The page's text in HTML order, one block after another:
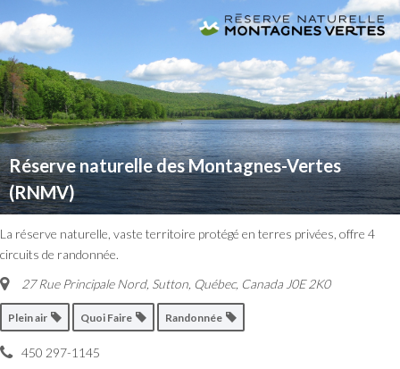
Réserve naturelle des Montagnes-Vertes
(RNMV)
La réserve naturelle, vaste territoire protégé en terres privées, offre 4
circuits de randonnée.
27 Rue Principale Nord, Sutton, Québec, Canada J0E 2K0
Plein air Quoi Faire Randonnée
450 297-1145